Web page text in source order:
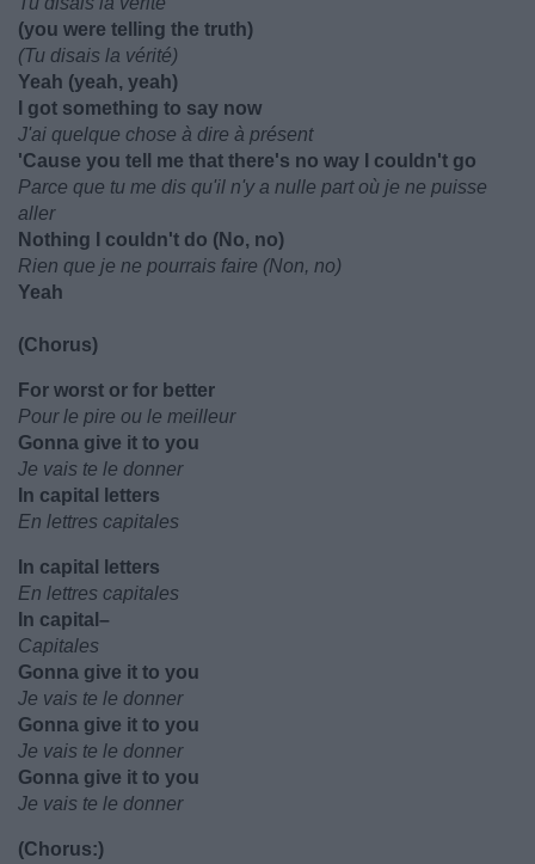
(you were telling the truth)
(Tu disais la vérité)
Yeah (yeah, yeah)
I got something to say now
J'ai quelque chose à dire à présent
'Cause you tell me that there's no way I couldn't go
Parce que tu me dis qu'il n'y a nulle part où je ne puisse
aller
Nothing I couldn't do (No, no)
Rien que je ne pourrais faire (Non, no)
Yeah
(Chorus)
For worst or for better
Pour le pire ou le meilleur
Gonna give it to you
Je vais te le donner
In capital letters
En lettres capitales
In capital letters
En lettres capitales
In capital–
Capitales
Gonna give it to you
Je vais te le donner
Gonna give it to you
Je vais te le donner
Gonna give it to you
Je vais te le donner
(Chorus:)